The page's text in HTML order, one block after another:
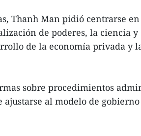
Thanh Man pidió centrarse en
de poderes, la ciencia y
de la economía privada y
sobre procedimientos
al modelo de